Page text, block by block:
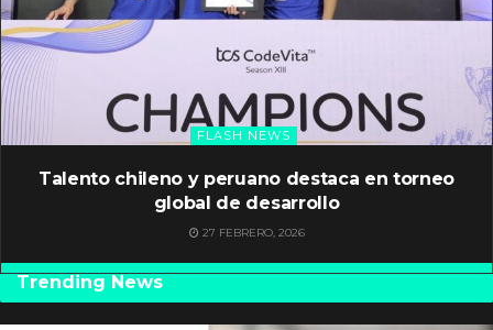
FLASH NEWS
Talento chileno y peruano destaca en torneo
global de desarrollo
27 FEBRERO, 2026
Trending News